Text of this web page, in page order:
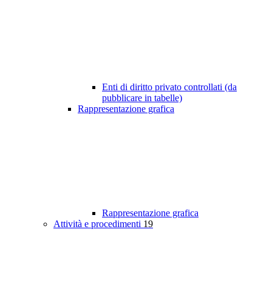
Enti di diritto privato controllati (da
pubblicare in tabelle)
Rappresentazione grafica
Rappresentazione grafica
Attività e procedimenti 19